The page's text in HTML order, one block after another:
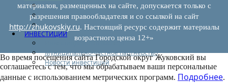
Обращения граждан
Графики личного приема граждан
Информация
ИНВЕСТИЦИИ
Инвестиционный паспорт
Муниципально-частное партнерство
Новости инвестиций
материалов, размещенных на сайте, допускается только с
разрешения правообладателя и со ссылкой на сайт
http://zhukovskiy.ru. Настоящий ресурс содержит материалы
возрастного ценза 12+»
Во время посещения сайта Городской округ Жуковский вы
соглашаетесь с тем, что мы обрабатываем ваши персональные
данные с использованием метрических программ. Подробнее.